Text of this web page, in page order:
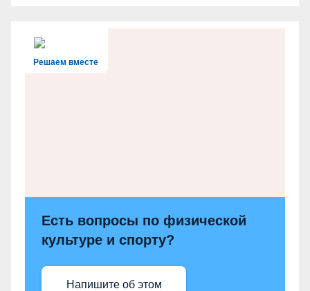
Решаем вместе
Есть вопросы по физической
культуре и спорту?
Напишите об этом